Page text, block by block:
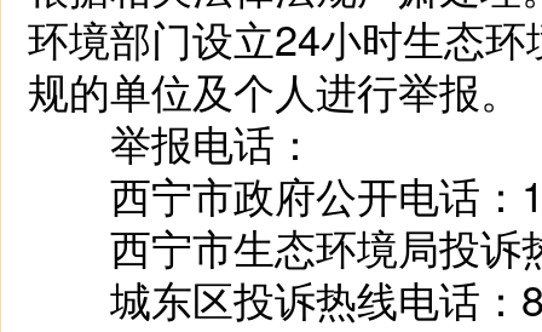
环境部门设立24小时生态
规的单位及个人进行举报。
举报电话：
西宁市政府公开电话：
西宁市生态环境局投诉
城东区投诉热线电话：